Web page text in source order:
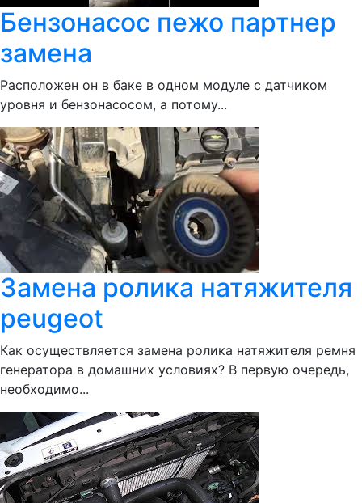
Бензонасос пежо партнер
замена
Расположен он в баке в одном модуле с датчиком
уровня и бензонасосом, а потому...
Замена ролика натяжителя
peugeot
Как осуществляется замена ролика натяжителя ремня
генератора в домашних условиях? В первую очередь,
необходимо...